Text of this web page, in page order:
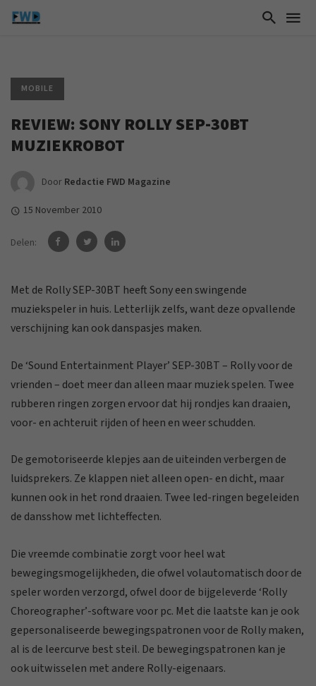
MOBILE
REVIEW: SONY ROLLY SEP-30BT
MUZIEKROBOT
Door Redactie FWD Magazine
15 November 2010
Delen:
Met de Rolly SEP-30BT heeft Sony een swingende
muziekspeler in huis. Letterlijk zelfs, want deze opvallende
verschijning kan ook danspasjes maken.
De ‘Sound Entertainment Player’ SEP-30BT – Rolly voor de
vrienden – doet meer dan alleen maar muziek spelen. Twee
rubberen ringen zorgen ervoor dat hij rondjes kan draaien,
voor- en achteruit rijden of heen en weer schudden.
De gemotoriseerde klepjes aan de uiteinden verbergen de
luidsprekers. Ze klappen niet alleen open- en dicht, maar
kunnen ook in het rond draaien. Twee led-ringen begeleiden
de dansshow met lichteffecten.
Die vreemde combinatie zorgt voor heel wat
bewegingsmogelijkheden, die ofwel volautomatisch door de
speler worden verzorgd, ofwel door de bijgeleverde ‘Rolly
Choreographer’-software voor pc. Met die laatste kan je ook
gepersonaliseerde bewegingspatronen voor de Rolly maken,
al is de leercurve best steil. De bewegingspatronen kan je
ook uitwisselen met andere Rolly-eigenaars.